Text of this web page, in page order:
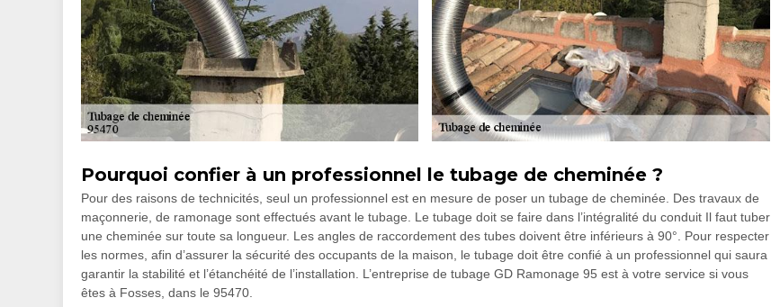
Pourquoi confier à un professionnel le tubage de cheminée ?
Pour des raisons de technicités, seul un professionnel est en mesure de poser un tubage de cheminée. Des travaux de
maçonnerie, de ramonage sont effectués avant le tubage. Le tubage doit se faire dans l’intégralité du conduit Il faut tuber
une cheminée sur toute sa longueur. Les angles de raccordement des tubes doivent être inférieurs à 90°. Pour respecter
les normes, afin d’assurer la sécurité des occupants de la maison, le tubage doit être confié à un professionnel qui saura
garantir la stabilité et l’étanchéité de l’installation. L’entreprise de tubage GD Ramonage 95 est à votre service si vous
êtes à Fosses, dans le 95470.